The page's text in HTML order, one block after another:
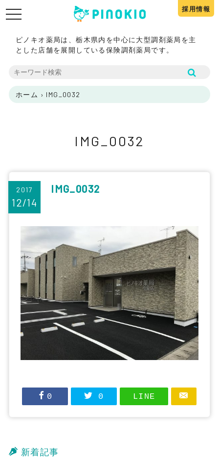
toggle
採用情報
ピノキオ薬局は、栃木県内を中心に大型調剤薬局を主
とした店舗を展開している保険調剤薬局です。
ホーム › IMG_0032
IMG_0032
2017
12/14
IMG_0032
0 0 LINE
新着記事